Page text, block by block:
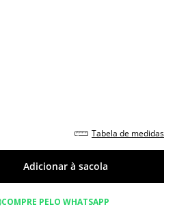
tabela de medidas
COMPRE PELO WHATSAPP